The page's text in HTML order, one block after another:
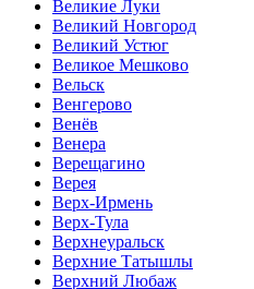
Великие Луки
Великий Новгород
Великий Устюг
Великое Мешково
Вельск
Венгерово
Венёв
Венера
Верещагино
Верея
Верх-Ирмень
Верх-Тула
Верхнеуральск
Верхние Татышлы
Верхний Любаж